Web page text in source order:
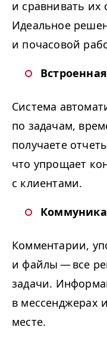
и сравнивать
Идеальное
и почасовой
Система
по задачам,
получаете
что упрощает
с клиентами.
Комментарии,
и файлы — все
задачи.
в мессенджерах
месте.